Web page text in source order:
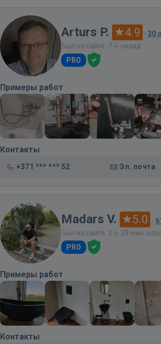
Arturs P. 4.9 · 30
Был на сайте: 7 ч. назад
PRO
Примеры работ
Контакты
+371 *** *** 52 Эл. почта
Madars V. 5.0 ·
Был на сайте: 2 ч. 39 мин.
PRO
Примеры работ
Контакты